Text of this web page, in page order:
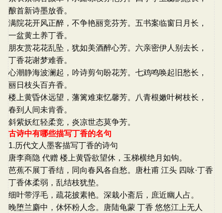
酿首新诗墨放香。
满院花开风正醉，不争艳丽竞芬芳。五书案临窗日月长，
一盆黄土养丁香。
朋友赏花花乱坠，犹如美酒醉心芳。六亲密伊人别去长，
丁香花谢梦难香。
心潮静海波澜起，吟诗剪句盼花芳。七鸡鸣唤起旧愁长，
丽日枝头百卉香。
楼上黄昏休远望，藩篱难束忆馨芳。八青根嫩叶树枝长，
春到人间未肯香。
斜紫妖红轻柔竞，炎凉世态莫争芳。
古诗中有哪些描写丁香的名句
1.历代文人墨客描写丁香的诗句
唐李商隐 代赠 楼上黄昏欲望休，玉梯横绝月如钩。
芭蕉不展丁香结，同向春风各自愁。唐杜甫 江头 四咏·丁香
丁香体柔弱，乱结枝犹垫。
细叶带浮毛，疏花披素艳。深栽小斋后，庶近幽人占。
晚堕兰麝中，休怀粉人念。唐陆龟蒙 丁香 悠悠江上无人